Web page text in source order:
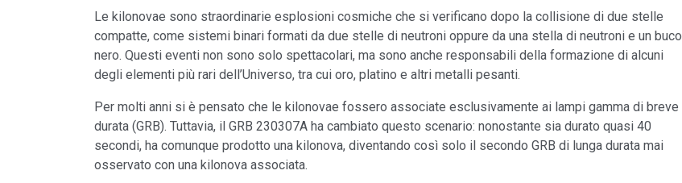
Le kilonovae sono straordinarie esplosioni cosmiche che si verificano dopo la collisione di due stelle
compatte, come sistemi binari formati da due stelle di neutroni oppure da una stella di neutroni e un buco
nero. Questi eventi non sono solo spettacolari, ma sono anche responsabili della formazione di alcuni
degli elementi più rari dell’Universo, tra cui oro, platino e altri metalli pesanti.
Per molti anni si è pensato che le kilonovae fossero associate esclusivamente ai lampi gamma di breve
durata (GRB). Tuttavia, il GRB 230307A ha cambiato questo scenario: nonostante sia durato quasi 40
secondi, ha comunque prodotto una kilonova, diventando così solo il secondo GRB di lunga durata mai
osservato con una kilonova associata.